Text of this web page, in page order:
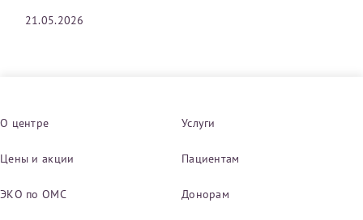
21.05.2026
О центре Услуги
Цены и акции Пациентам
ЭКО по ОМС Донорам
Для предоставления в налоговые органы Российской